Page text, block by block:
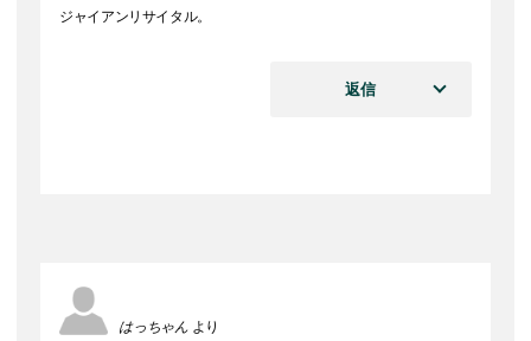
ジャイアンリサイタル。
返信
はっちゃん より